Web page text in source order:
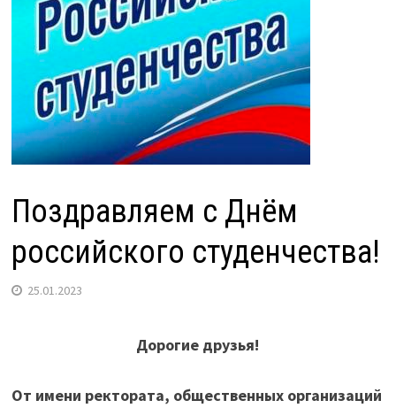
Поздравляем с Днём
российского студенчества!
25.01.2023
Дорогие друзья!
От имени ректората, общественных организаций